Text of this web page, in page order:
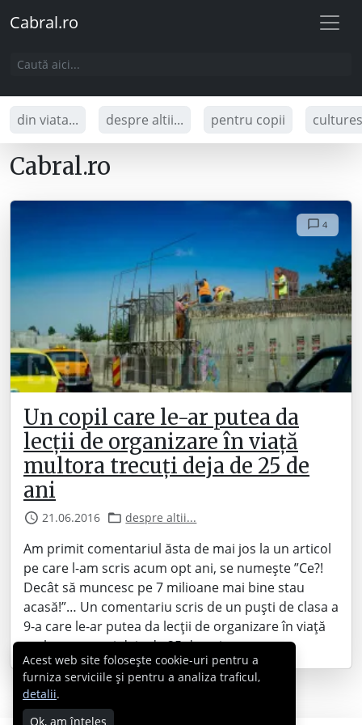
Cabral.ro
din viata... despre altii... pentru copii
Cabral.ro
4
Un copil care le-ar putea da
lecții de organizare în viață
multora trecuți deja de 25 de
ani
21.06.2016 despre altii...
Am primit comentariul ăsta de mai jos la un articol
pe care l-am scris acum opt ani, se numește ”Ce?!
Decât să muncesc pe 7 milioane mai bine stau
acasă!”… Un comentariu scris de un puști de clasa a
9-a care le-ar putea da lecții de organizare în viață
multora trecuți deja de 25 de ani……
Acest web site folosește cookie-uri pentru a
furniza serviciile și pentru a analiza traficul,
detalii.
Ok, am înțeles